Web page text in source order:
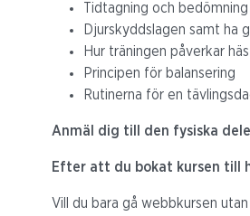
Tidtagning och
Djurskyddslagen samt ha
Hur träningen påverkar
Principen för balansering
Rutinerna för en
Anmäl dig till den fysiska
Efter att du bokat kursen till
Vill du bara gå webbkursen